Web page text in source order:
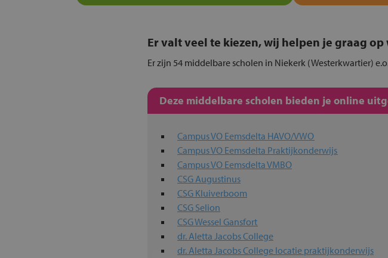
Er valt veel te kiezen, wij helpen je graag op
Er zijn 54 middelbare scholen in Niekerk (Westerkwartier)
Deze middelbare scholen bieden je online
Campus VO Eemsdelta HAVO/VWO
Campus VO Eemsdelta Praktijkonderwijs
Campus VO Eemsdelta VMBO
CSG Augustinus
CSG Kluiverboom
CSG Selion
CSG Wessel Gansfort
dr. Aletta Jacobs College
dr. Aletta Jacobs College locatie praktijkonderwijs